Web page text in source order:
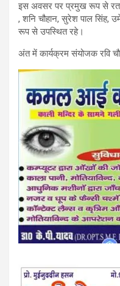
इस अवसर पर प्रमुख रूप से रतन
, शनि चौहान, सुरेश पाल सिंह,
रूप से उपस्थित रहे।
अंत में कार्यक्रम संयोजक रवि